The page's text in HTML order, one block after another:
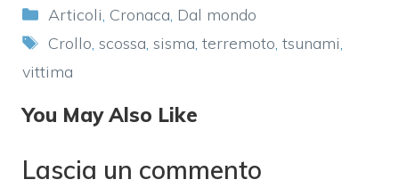
Categorie
Articoli Cronaca Dal mondo
Tag
Crollo scossa sisma terremoto tsunami
vittima
You May Also Like
Lascia un commento